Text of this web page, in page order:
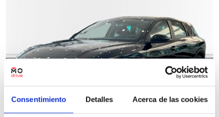
Consentimiento Detalles Acerca de las cookies